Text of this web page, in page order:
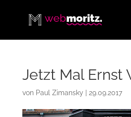
Jetzt Mal Ernst
von Paul Zimansky 29.09.2017